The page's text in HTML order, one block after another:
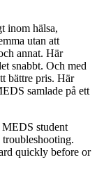
inom hälsa,
utan att
annat. Här
snabbt. Och med
bättre pris. Här
samlade på ett
student
quickly before or